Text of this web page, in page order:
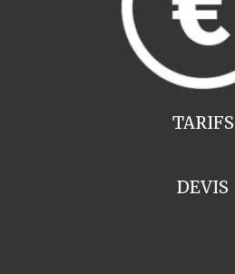
TARIFS
DEVIS